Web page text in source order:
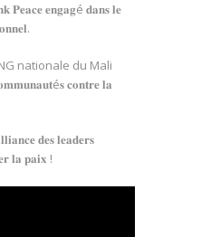
𝐞𝐧𝐠𝐚𝐠é 𝐝𝐚𝐧𝐬 𝐥𝐞
nationale du Mali
𝐜𝐨𝐧𝐭𝐫𝐞 𝐥𝐚
𝐝𝐞𝐬 𝐥𝐞𝐚𝐝𝐞𝐫𝐬
𝐥𝐚 𝐩𝐚𝐢𝐱 !